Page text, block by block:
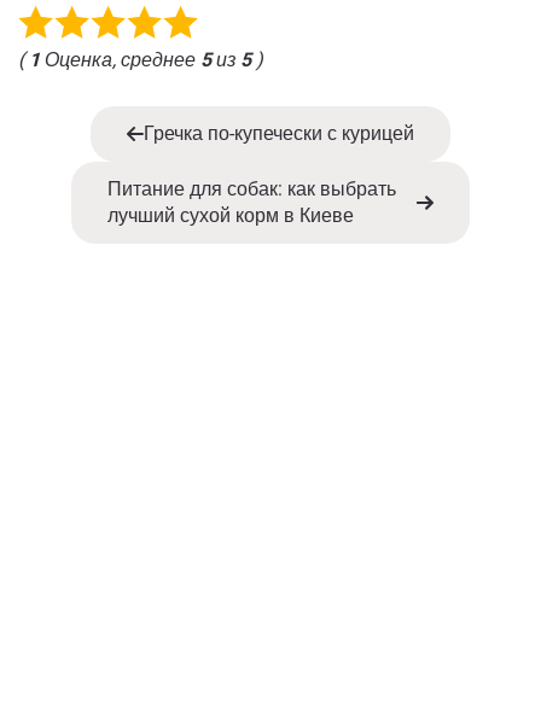
( 1 Оценка, среднее 5из 5)
Гречка по-купечески с курицей
Питание для собак: как выбрать
лучший сухой корм в Киеве